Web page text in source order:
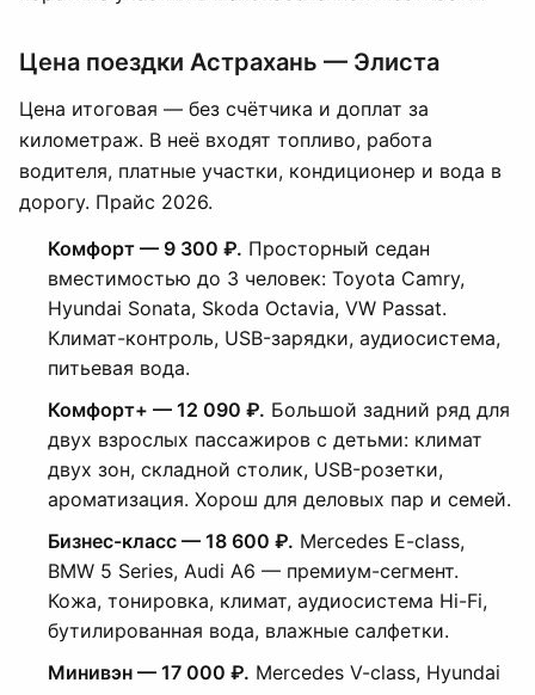
Цена поездки Астрахань — Элиста
Цена итоговая — без счётчика и доплат за
километраж. В неё входят топливо, работа
водителя, платные участки, кондиционер и вода в
дорогу. Прайс 2026.
Комфорт — 9 300 ₽. Просторный седан
вместимостью до 3 человек: Toyota Camry,
Hyundai Sonata, Skoda Octavia, VW Passat.
Климат-контроль, USB-зарядки, аудиосистема,
питьевая вода.
Комфорт+ — 12 090 ₽. Большой задний ряд для
двух взрослых пассажиров с детьми: климат
двух зон, складной столик, USB-розетки,
ароматизация. Хорош для деловых пар и семей.
Бизнес-класс — 18 600 ₽. Mercedes E-class,
BMW 5 Series, Audi A6 — премиум-сегмент.
Кожа, тонировка, климат, аудиосистема Hi-Fi,
бутилированная вода, влажные салфетки.
Минивэн — 17 000 ₽. Mercedes V-class, Hyundai